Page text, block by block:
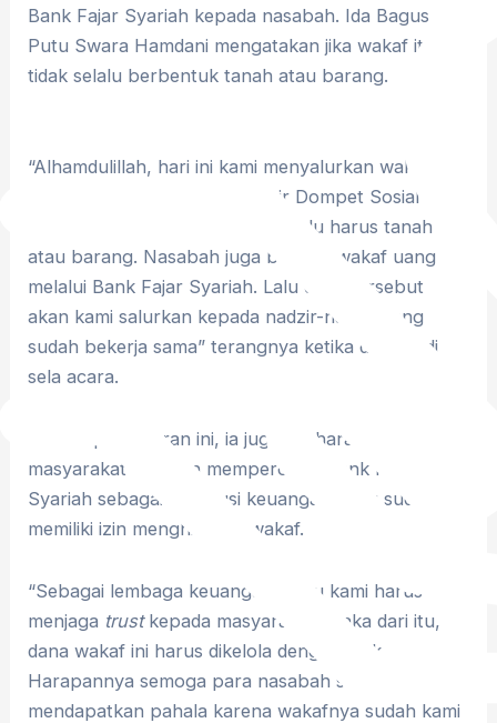
Bank Fajar Syariah kepada nasabah. Ida Bagus
Putu Swara Hamdani mengatakan jika wakaf itu
tidak selalu berbentuk tanah atau barang.
“Alhamdulillah, hari ini kami menyalurkan wakaf
yang terhimpun kepada nadzir Dompet Sosial
Madani. Jadi wakaf itu tidak melulu harus tanah
atau barang. Nasabah juga bisa berwakaf uang
melalui Bank Fajar Syariah. Lalu dana tersebut
akan kami salurkan kepada nadzir-nadzir yang
sudah bekerja sama” terangnya ketika ditemui di
sela acara.
Melalui penyaluran ini, ia juga berharap
masyarakat semakin mempercayai Bank Fajar
Syariah sebagai instistusi keuangan yang sudah
memiliki izin menghimpun wakaf.
“Sebagai lembaga keuangan tentu kami harus
menjaga trustkepada masyarakat. Maka dari itu,
dana wakaf ini harus dikelola dengan baik.
Harapannya semoga para nasabah segera
mendapatkan pahala karena wakafnya sudah kami